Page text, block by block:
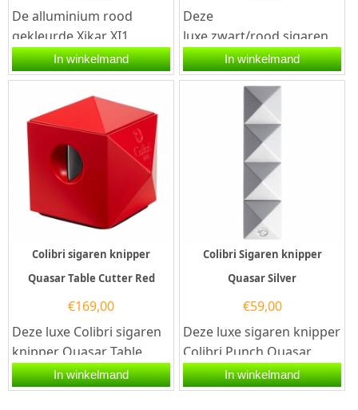
De alluminium rood
gekleurde Xikar XI1
sigarenknipper met zwart
mes is gedurfd, mannelijk
In winkelmand
Deze
luxe zwart/rood sigaren
knipper Colibri Cut Blades
is voorzien van twee...
In winkelmand
Colibri sigaren knipper
Quasar Table Cutter Red
€169,00
Deze luxe Colibri sigaren
knipper Quasar Table
Cutter Red is één
combinatie van de Colibri
In winkelmand
Colibri Sigaren knipper
Quasar Silver
€59,00
Deze luxe sigaren knipper
Colibri Punch Quasar
Silver is voorzien van drie
roestvrijstalen...
In winkelmand